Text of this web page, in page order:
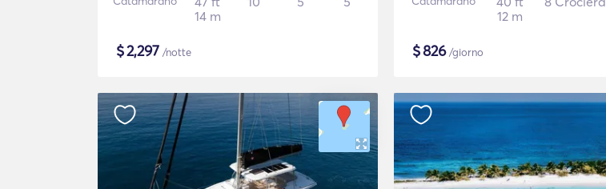
14 m
$2,297 /notte
12 m
$826/giorno